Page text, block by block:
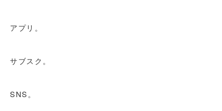
アプリ。
サブスク。
SNS。